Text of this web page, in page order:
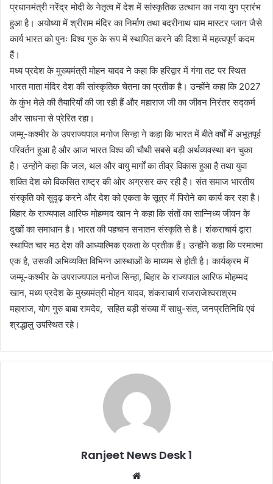
प्रधानमंत्री नरेंद्र मोदी के नेतृत्व में देश में सांस्कृतिक उत्थान का नया युग प्रारंभ
हुआ है। अयोध्या में श्रीराम मंदिर का निर्माण तथा बदरीनाथ धाम मास्टर प्लान जैसे
कार्य भारत को पुनः विश्व गुरु के रूप में स्थापित करने की दिशा में महत्वपूर्ण कदम
हैं।
मध्य प्रदेश के मुख्यमंत्री मोहन यादव ने कहा कि हरिद्वार में गंगा तट पर स्थित
भारत माता मंदिर देश की सांस्कृतिक चेतना का प्रतीक है। उन्होंने कहा कि 2027
के कुंभ मेले की तैयारियाँ की जा रही हैं और महाराज जी का जीवन निरंतर सद्कर्म
और साधना से प्रेरित रहा।
जम्मू-कश्मीर के उपराज्यपाल मनोज सिन्हा ने कहा कि भारत में बीते वर्षों में अभूतपूर्व
परिवर्तन हुआ है और आज भारत विश्व की चौथी सबसे बड़ी अर्थव्यवस्था बन चुका
है। उन्होंने कहा कि जल, थल और वायु मार्गों का तीव्र विकास हुआ है तथा युवा
शक्ति देश को विकसित राष्ट्र की ओर अग्रसर कर रही है। संत समाज भारतीय
संस्कृति को सुदृढ़ करने और देश को एकता के सूत्र में पिरोने का कार्य कर रहा है।
बिहार के राज्यपाल आरिफ मोहम्मद खान ने कहा कि संतों का सान्निध्य जीवन के
दुखों का समाधान है। भारत की पहचान सनातन संस्कृति से है। शंकराचार्य द्वारा
स्थापित चार मठ देश की आध्यात्मिक एकता के प्रतीक हैं। उन्होंने कहा कि परमात्मा
एक है, उसकी अभिव्यक्ति विभिन्न आस्थाओं के माध्यम से होती है। कार्यक्रम में
जम्मू-कश्मीर के उपराज्यपाल मनोज सिन्हा, बिहार के राज्यपाल आरिफ मोहम्मद
खान, मध्य प्रदेश के मुख्यमंत्री मोहन यादव, शंकराचार्य राजराजेश्वराश्रम
महाराज, योग गुरु बाबा रामदेव, सहित बड़ी संख्या में साधु-संत, जनप्रतिनिधि एवं
श्रद्धालु उपस्थित रहे।
Ranjeet News Desk 1